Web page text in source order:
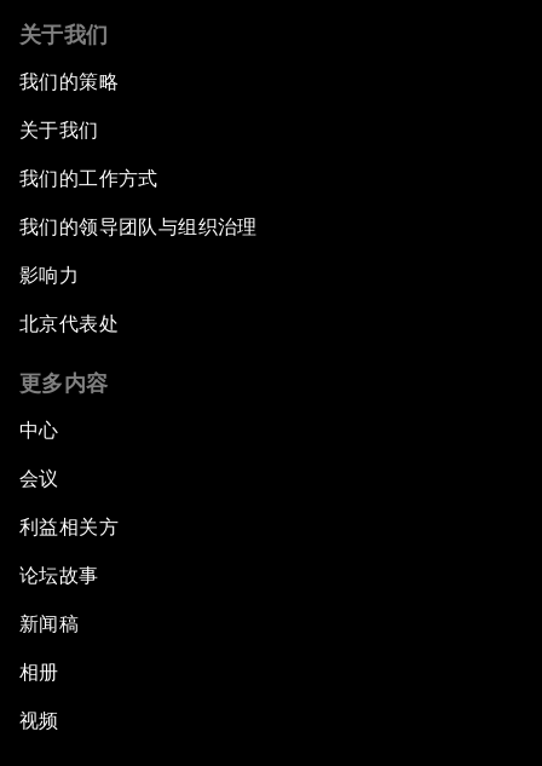
关于我们
我们的策略
关于我们
我们的工作方式
我们的领导团队与组织治理
影响力
北京代表处
更多内容
中心
会议
利益相关方
论坛故事
新闻稿
相册
视频